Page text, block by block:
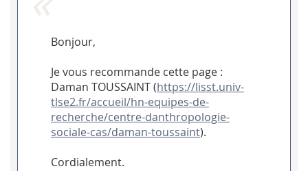
Bonjour,
Je vous recommande cette page :
Daman TOUSSAINT (https://lisst.univ-
tlse2.fr/accueil/hn-equipes-de-
recherche/centre-danthropologie-
sociale-cas/daman-toussaint).
Cordialement.